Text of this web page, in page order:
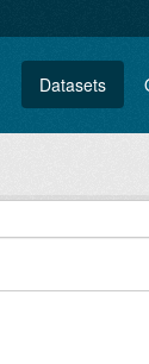
Datasets